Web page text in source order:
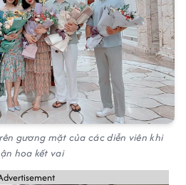
gương mặt của các diễn viên khi
hoa kết vai